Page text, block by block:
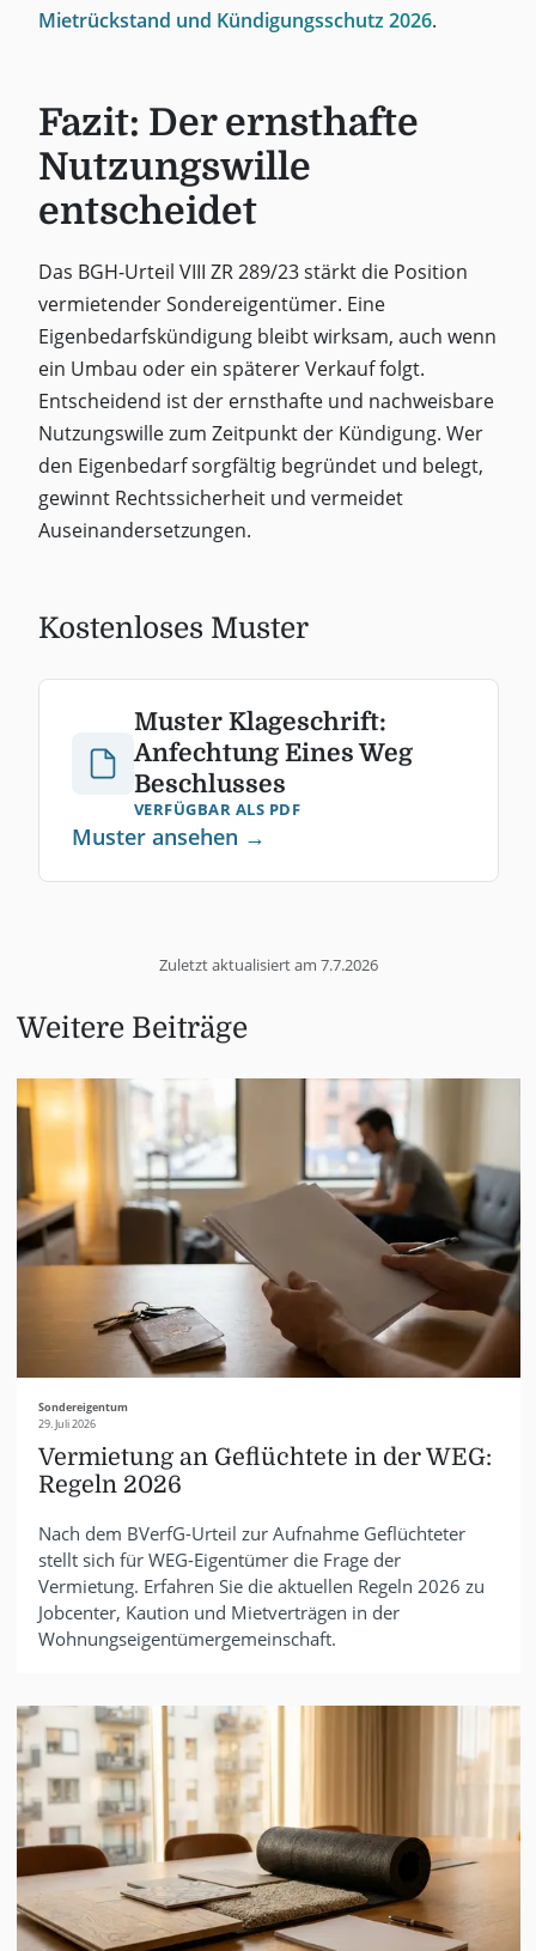
Mietrückstand und Kündigungsschutz 2026.
Fazit: Der ernsthafte
Nutzungswille
entscheidet
Das BGH-Urteil VIII ZR 289/23 stärkt die Position
vermietender Sondereigentümer. Eine
Eigenbedarfskündigung bleibt wirksam, auch wenn
ein Umbau oder ein späterer Verkauf folgt.
Entscheidend ist der ernsthafte und nachweisbare
Nutzungswille zum Zeitpunkt der Kündigung. Wer
den Eigenbedarf sorgfältig begründet und belegt,
gewinnt Rechtssicherheit und vermeidet
Auseinandersetzungen.
Kostenloses Muster
Muster Klageschrift:
Anfechtung Eines Weg
Beschlusses
VERFÜGBAR ALS PDF
Muster ansehen →
Zuletzt aktualisiert am 7.7.2026
Weitere Beiträge
Sondereigentum
29. Juli 2026
Vermietung an Geflüchtete in der WEG:
Regeln 2026
Nach dem BVerfG-Urteil zur Aufnahme Geflüchteter
stellt sich für WEG-Eigentümer die Frage der
Vermietung. Erfahren Sie die aktuellen Regeln 2026 zu
Jobcenter, Kaution und Mietverträgen in der
Wohnungseigentümergemeinschaft.